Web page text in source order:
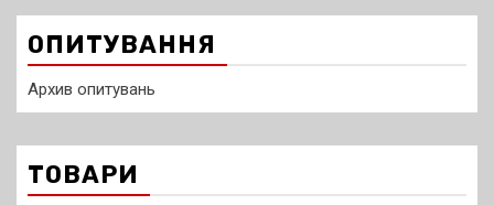
ОПИТУВАННЯ
Архив опитувань
ТОВАРИ